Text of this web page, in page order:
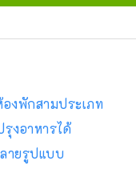
งพักสามประเภท
งอาหารได้
ายรูปแบบ